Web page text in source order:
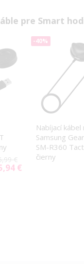
pre Smart
€
€
-40%
Nabíjací kábel
Samsung
SM-R360
čierny